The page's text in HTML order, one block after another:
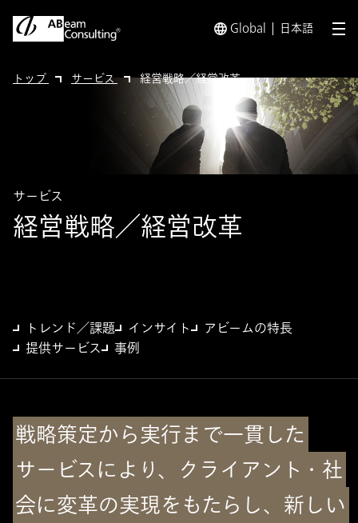
Global 日本語 メ
トップ サービス 経営戦略／経営改革
経営戦略／経営改革
サービス
トレンド／課題 インサイト
アビームの特長
提供サービス
事例
戦略策定から実行まで一貫した
サービスにより、クライアント・社
会に変革の実現をもたらし、新しい